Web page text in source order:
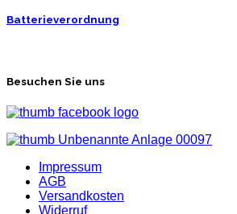
Batterieverordnung
Besuchen Sie uns
Impressum
AGB
Versandkosten
Widerruf